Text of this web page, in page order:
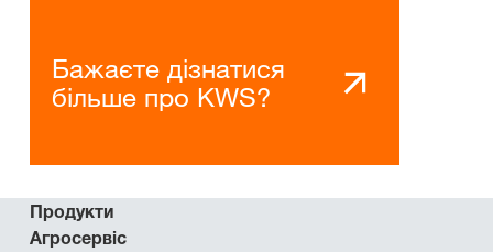
Бажаєте дізнатися
більше про KWS?
Продукти
Агросервіс